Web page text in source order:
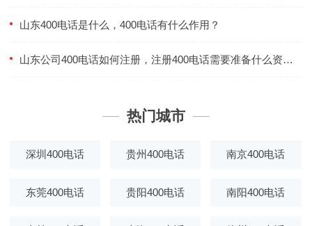
山东400电话是什么，400电话有什么作用？
山东公司400电话如何注册，注册400电话需要准备什么资料？
热门城市
深圳400电话 贵州400电话 南京400电话
东莞400电话 贵阳400电话 南阳400电话